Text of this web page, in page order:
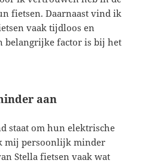
fietsen. Daarnaast vind ik
vaak tijdloos en
belangrijke factor is bij het
aan
staat om hun elektrische
mij persoonlijk minder
Stella fietsen vaak wat